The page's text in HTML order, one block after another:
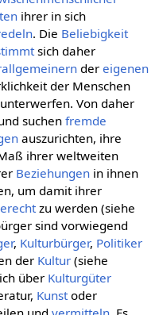
ihrer in sich
. Die Beliebigkeit
sich daher
der eigenen
der Menschen
Von daher
suchen fremde
auszurichten, ihre
ihrer weltweiten
Beziehungenin ihnen
um damit ihrer
zu werden (siehe
sind vorwiegend
, Kulturbürger, Politiker
der Kultur(siehe
über Kulturgüter
Kunstoder